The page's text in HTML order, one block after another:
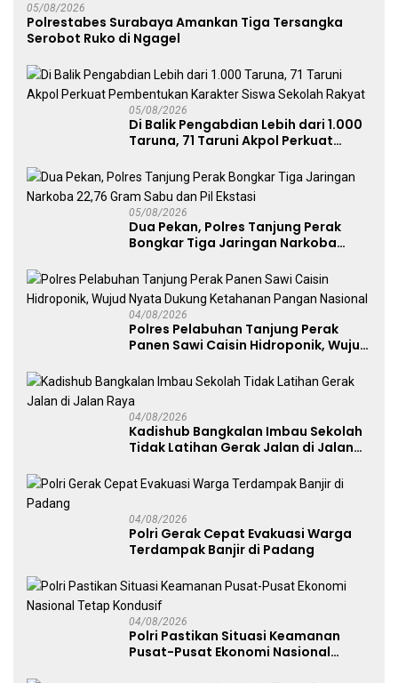
05/08/2026
Polrestabes Surabaya Amankan Tiga Tersangka
Serobot Ruko di Ngagel
05/08/2026
Di Balik Pengabdian Lebih dari 1.000
Taruna, 71 Taruni Akpol Perkuat
Sekolah Rakyat
05/08/2026
Dua Pekan, Polres Tanjung Perak
Bongkar Tiga Jaringan Narkoba
04/08/2026
Polres Pelabuhan Tanjung Perak
Panen Sawi Caisin Hidroponik, Wujud
Nasional
04/08/2026
Kadishub Bangkalan Imbau Sekolah
Tidak Latihan Gerak Jalan di Jalan
04/08/2026
Polri Gerak Cepat Evakuasi Warga
Terdampak Banjir di Padang
04/08/2026
Polri Pastikan Situasi Keamanan
Pusat-Pusat Ekonomi Nasional